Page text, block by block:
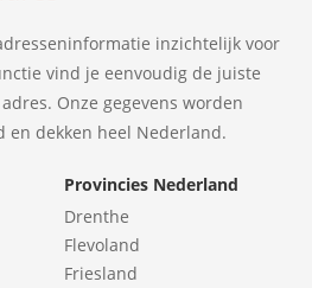
inzichtelijk voor
vind je eenvoudig de juiste
Onze gegevens worden
en dekken heel Nederland.
Provincies Nederland
Drenthe
Flevoland
Friesland